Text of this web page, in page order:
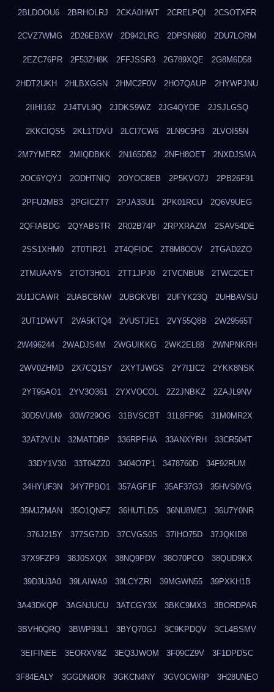
2BLDOOU6 2BRHOLRJ 2CKA0HWT 2CRELPQI 2CSOTXFR
2CVZ7WMG 2D26EBXW 2D942LRG 2DPSN680 2DU7LORM
2EZC76PR 2F53ZH8K 2FFJSSR3 2G789XQE 2G8M6D58
2HDT2UKH 2HLBXGGN 2HMC2F0V 2HO7QAUP 2HYWPJNU
2IIHI162 2J4TVL9Q 2JDKS9WZ 2JG4QYDE 2JSJLGSQ
2KKCIQS5 2KL1TDVU 2LCI7CW6 2LN9C5H3 2LVOI55N
2M7YMERZ 2MIQDBKK 2N165DB2 2NFH8OET 2NXDJSMA
2OC6YQYJ 2ODHTNIQ 2OYOC8EB 2P5KVO7J 2PB26F91
2PFU2MB3 2PGICZT7 2PJA33U1 2PK01RCU 2Q6V9UEG
2QFIABDG 2QYABSTR 2R02B74P 2RPXRAZM 2SAV54DE
2SS1XHM0 2T0TIR21 2T4QFIOC 2T8M8OOV 2TGAD2ZO
2TMUAAY5 2TOT3HO1 2TT1JPJ0 2TVCNBU8 2TWC2CET
2U1JCAWR 2UABCBNW 2UBGKVBI 2UFYK23Q 2UHBAVSU
2UT1DWVT 2VA5KTQ4 2VUSTJE1 2VY55Q8B 2W29565T
2W496244 2WADJS4M 2WGUIKKG 2WK2EL88 2WNPNKRH
2WV0ZHMD 2X7CQ1SY 2XYTJWGS 2Y7I1IC2 2YKK8NSK
2YT95AO1 2YV3O361 2YXVOCOL 2Z2JNBKZ 2ZAJL9NV
30D5VUM9 30W729OG 31BVSCBT 31L8FP95 31M0MR2X
32AT2VLN 32MATDBP 336RPFHA 33ANXYRH 33CR504T
33DY1V30 33T04ZZ0 3404O7P1 3478760D 34F92RUM
34HYUF3N 34Y7PBO1 357AGF1F 35AF37G3 35HVS0VG
35MJZMAN 35O1QNFZ 36HUTLDS 36NU8MEJ 36U7Y0NR
376J215Y 377SG7JD 37CVGS0S 37IHO75D 37JQKID8
37X9FZP9 38J0SXQX 38NQ9PDV 38O70PCO 38QUD9KX
39D3U3A0 39LAIWA9 39LCYZRI 39MGWN55 39PXKH1B
3A43DKQP 3AGNJUCU 3ATCGY3X 3BKC9MX3 3BORDPAR
3BVH0QRQ 3BWP93L1 3BYQ70GJ 3C9KPDQV 3CL4BSMV
3EIFINEE 3EORXV8Z 3EQ3JWOM 3F09CZ9V 3F1DPDSC
3F84EALY 3GGDN4OR 3GKCN4NY 3GVOCWRP 3H28UNEO